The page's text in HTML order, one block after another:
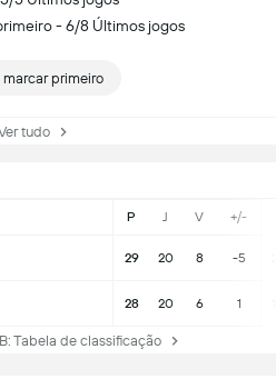
- 6/8 Últimos jogos
marcar primeiro
tudo
P J V +/-
29 20 8 -5
28 20 6 1
Tabela de classificação